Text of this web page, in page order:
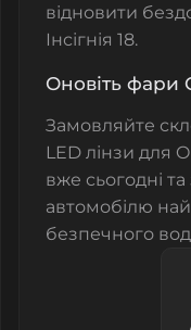
відновити
Інсігнія 18.
Оновіть фари
Замовляйте
LED лінзи для
вже сьогодні
автомобілю
безпечного